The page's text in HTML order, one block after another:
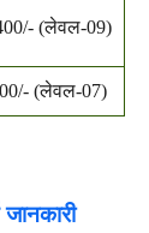
(लेवल-09)
(लेवल-07)